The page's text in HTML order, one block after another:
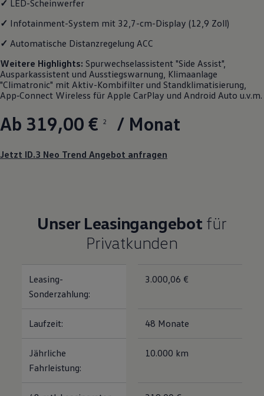
Motorenöl und Flüssigkeiten
Räder und Reifen
Pannen- und Unfallhilfe
Economy Service
Volkswagen Teile
Zubehör
Modellspezifisches Zubehör
Schutz und Pflege
Transport
Individualisieren
Wallbox und Ladekabel
Digitale Extras
Volkswagen Apps, Login und Shop
Volkswagen Kundenbetreuung
Warn- und Kontrollleuchten
Assistenzsysteme
Live Beratung
Magazin
Transport
Familie
Pannen- und Unfallhilfe
Volkswagen Kundenbetreuung
✓ LED-Scheinwerfer
✓ Infotainment-System mit 32,7-cm-Display (12,9 Zoll)
✓ Automatische Distanzregelung ACC
Weitere Highlights: Spurwechselassistent "Side Assist",
Ausparkassistent und Ausstiegswarnung, Klimaanlage
"Climatronic" mit Aktiv-Kombifilter und Standklimatisierung,
App‑Connect Wireless für Apple CarPlay und Android Auto u.v.m.
Ab 319,00 € 2 / Monat
Jetzt ID.3 Neo Trend Angebot anfragen
Unser Leasingangebot für
Privatkunden
Leasing-
Sonderzahlung:
3.000,06 €
Laufzeit: 48 Monate
Jährliche
Fahrleistung:
10.000 km